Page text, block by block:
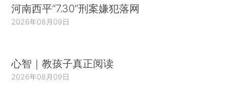
河南西平“7.30”刑案嫌犯落网
2026年08月09日
心智｜教孩子真正阅读
2026年08月09日